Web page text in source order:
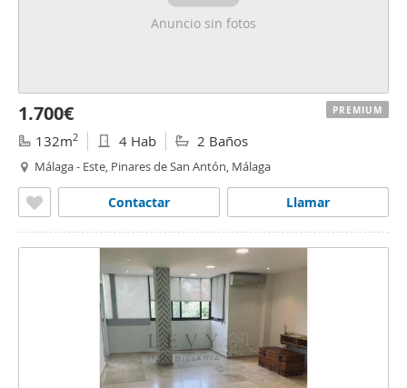
Anuncio sin fotos
1.700€
132m2 4 Hab 2 Baños
Málaga - Este, Pinares de San Antón, Málaga
Llamar
Contactar
PREMIUM